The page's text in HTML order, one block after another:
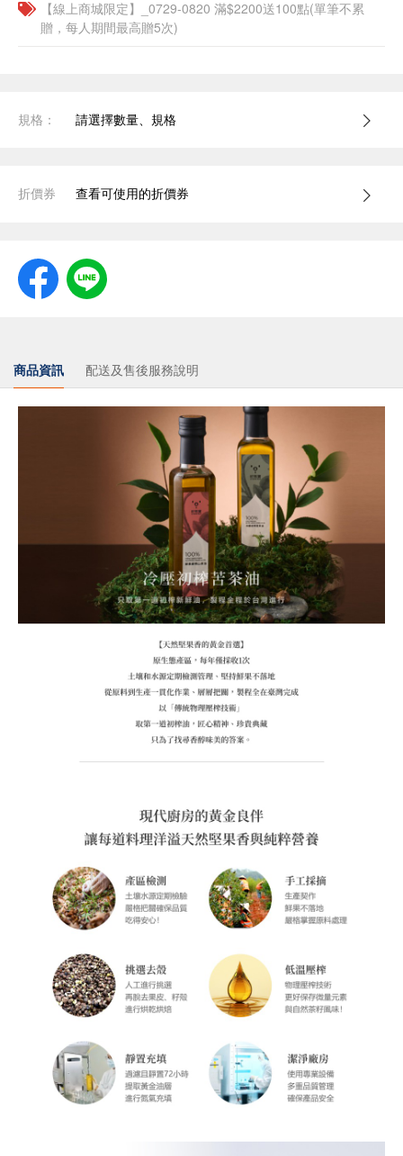
【線上商城限定】_0729-0820 滿$2200送100點(單筆不累
贈，每人期間最高贈5次)
規格： 請選擇數量、規格
折價券 查看可使用的折價券
商品資訊 配送及售後服務說明